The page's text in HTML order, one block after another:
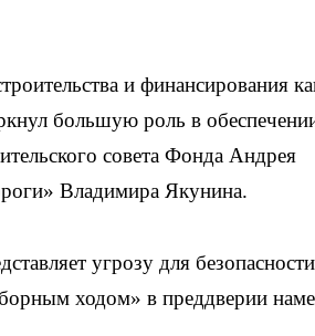
и финансирования
большую роль в
совета Фонда Андрея
Владимира Якунина.
угрозу для безопасности
ходом» в преддверии